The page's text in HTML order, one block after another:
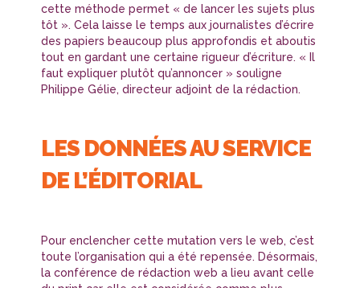
cette méthode permet « de lancer les sujets plus
tôt ». Cela laisse le temps aux journalistes d’écrire
des papiers beaucoup plus approfondis et aboutis
tout en gardant une certaine rigueur d’écriture. « Il
faut expliquer plutôt qu’annoncer » souligne
Philippe Gélie, directeur adjoint de la rédaction.
LES DONNÉES AU SERVICE
DE L’ÉDITORIAL
Pour enclencher cette mutation vers le web, c’est
toute l’organisation qui a été repensée. Désormais,
la conférence de rédaction web a lieu avant celle